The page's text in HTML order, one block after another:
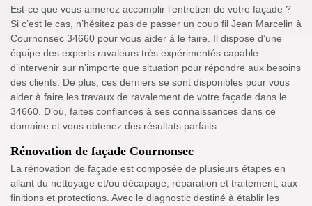
Est-ce que vous aimerez accomplir l’entretien de votre façade ?
Si c’est le cas, n’hésitez pas de passer un coup fil Jean Marcelin à
Cournonsec 34660 pour vous aider à le faire. Il dispose d’une
équipe des experts ravaleurs très expérimentés capable
d’intervenir sur n’importe que situation pour répondre aux besoins
des clients. De plus, ces derniers se sont disponibles pour vous
aider à faire les travaux de ravalement de votre façade dans le
34660. D’où, faites confiances à ses connaissances dans ce
domaine et vous obtenez des résultats parfaits.
Rénovation de façade Cournonsec
La rénovation de façade est composée de plusieurs étapes en
allant du nettoyage et/ou décapage, réparation et traitement, aux
finitions et protections. Avec le diagnostic destiné à établir les